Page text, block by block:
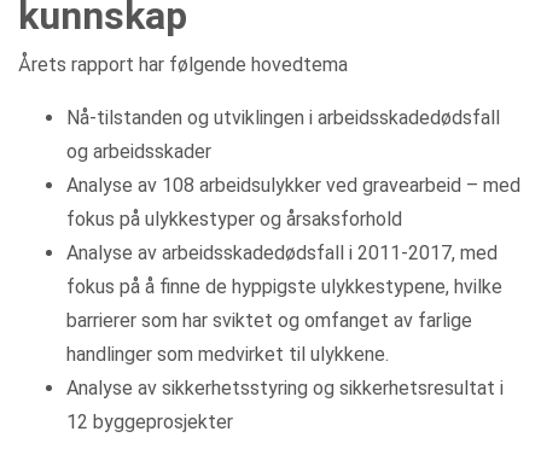
kunnskap
Årets rapport har følgende hovedtema
Nå-tilstanden og utviklingen i arbeidsskadedødsfall
og arbeidsskader
Analyse av 108 arbeidsulykker ved gravearbeid – med
fokus på ulykkestyper og årsaksforhold
Analyse av arbeidsskadedødsfall i 2011-2017, med
fokus på å finne de hyppigste ulykkestypene, hvilke
barrierer som har sviktet og omfanget av farlige
handlinger som medvirket til ulykkene.
Analyse av sikkerhetsstyring og sikkerhetsresultat i
12 byggeprosjekter